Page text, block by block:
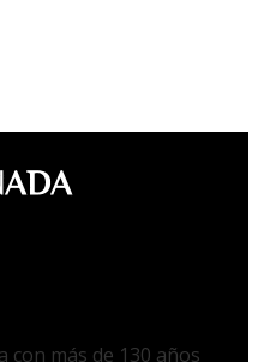
con más de 130 años